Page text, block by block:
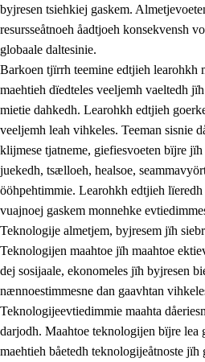
2. Lïeremen, evtiedimmien jïh
2.1 Sosijaale lïereme jïh
2.2 Maahtoe faagine
2.3 Vihkeles tjiehpiesvoeth
2.4 Lïeredh lïeredh
Dåaresthfaageles teemah
2.5 Dåaresthfaageles teemah
2.5.1 Almetjehealsoe jïh
2.5.2 Demokratije jïh
2.5.3 Monnehke evtiedimmie
byjresen tsiehkiej gaskem.
resursseåtnoeh åadtjoeh konsekvensh
globaale daltesinie.
Barkoen tjïrrh teemine edtjieh learohkh
maehtieh dïedteles veeljemh vaeltedh
mietie dahkedh. Learohkh edtjieh
veeljemh leah vihkeles. Teeman sisnie
klijmese tjatneme, giefiesvoeten bïjre
juekedh, tsælloeh, healsoe,
ööhpehtimmie. Learohkh edtjieh
vuajnoej gaskem monnehke
Teknologije almetjem, byjresem jïh
Teknologijen maahtoe jïh maahtoe
dej sosijaale, ekonomeles jïh byjresen
nænnoestimmesne dan gaavhtan
Teknologijeevtiedimmie maahta
darjodh. Maahtoe teknologijen bïjre lea
maehtieh båetedh teknologijeåtnoste